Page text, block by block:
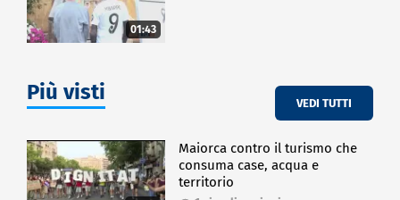
01:43
Più visti VEDI TUTTI
Maiorca contro il turismo che
consuma case, acqua e
territorio